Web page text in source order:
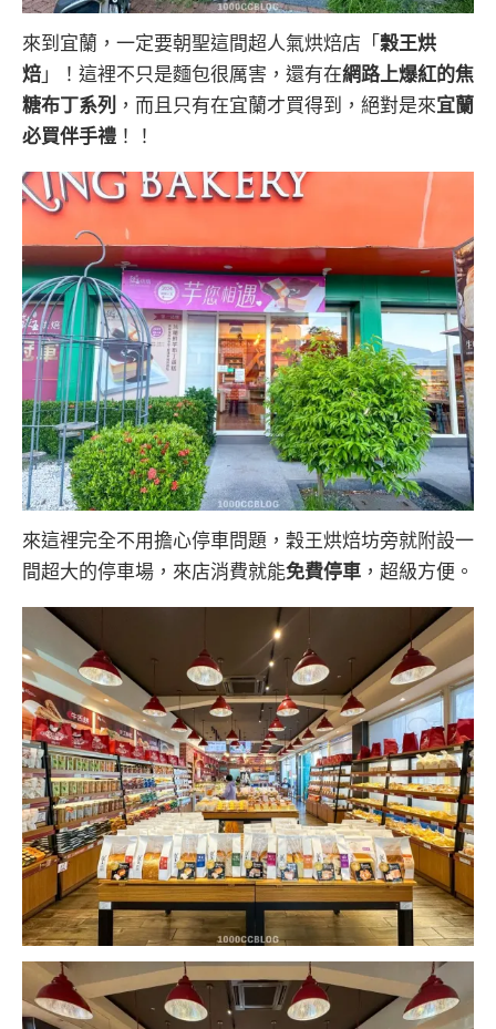
來到宜蘭，一定要朝聖這間超人氣烘焙店「 穀王烘
焙 」！這裡不只是麵包很厲害，還有在網路上爆紅的焦
糖布丁系列
，而且只有在宜蘭才買得到，絕對是來宜蘭
必買伴手禮 ！！
來這裡完全不用擔心停車問題，穀王烘焙坊旁就附設一
間超大的停車場，來店消費就能免費停車 ，超級方便。